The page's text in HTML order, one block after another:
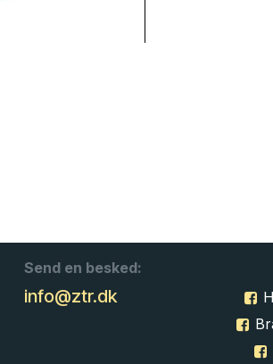
Send en besked:
info@ztr.dk